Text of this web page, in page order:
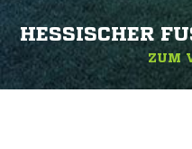
HESSISCHER
ZUM